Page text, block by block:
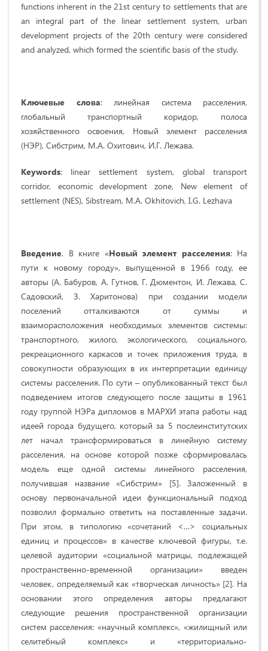
functions inherent in the 21st century to settlements that are
an integral part of the linear settlement system, urban
development projects of the 20th century were considered
and analyzed, which formed the scientific basis of the study.
Ключевые слова: линейная система расселения,
глобальный транспортный коридор, полоса
хозяйственного освоения, Новый элемент расселения
(НЭР), Сибстрим, М.А. Охитович, И.Г. Лежава.
Keywords: linear settlement system, global transport
corridor, economic development zone, New element of
settlement (NES), Sibstream, M.A. Okhitovich, I.G. Lezhava
Введение. В книге «Новый элемент расселения: На
пути к новому городу», выпущенной в 1966 году, ее
авторы (А. Бабуров, А. Гутнов, Г. Дюментон, И. Лежава, С.
Садовский, З. Харитонова) при создании модели
поселений отталкиваются от суммы и
взаиморасположения необходимых элементов системы:
транспортного, жилого, экологического, социального,
рекреационного каркасов и точек приложения труда, в
совокупности образующих в их интерпретации единицу
системы расселения. По сути – опубликованный текст был
подведением итогов следующего после защиты в 1961
году группой НЭРа дипломов в МАРХИ этапа работы над
идеей города будущего, который за 5 послеинститутских
лет начал трансформироваться в линейную систему
расселения, на основе которой позже сформировалась
модель еще одной системы линейного расселения,
получившая название «Сибстрим» [5]. Заложенный в
основу первоначальной идеи функциональный подход
позволил формально ответить на поставленные задачи.
При этом, в типологию «сочетаний <…> социальных
единиц и процессов» в качестве ключевой фигуры, т.е.
целевой аудитории «социальной матрицы, подлежащей
пространственно-временной организации» введен
человек, определяемый как «творческая личность» [2]. На
основании этого определения авторы предлагают
следующие решения пространственной организации
систем расселения: «научный комплекс», «жилищный или
селитебный комплекс» и «территориально-